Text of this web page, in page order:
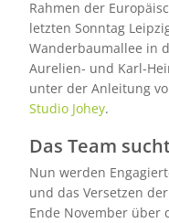
Rahmen der
letzten Sonntag
Wanderbaumallee in
Aurelien- und Karl-
unter der Anleitung
Studio Johey.
Das Team
Nun werden
und das Versetzen
Ende November über